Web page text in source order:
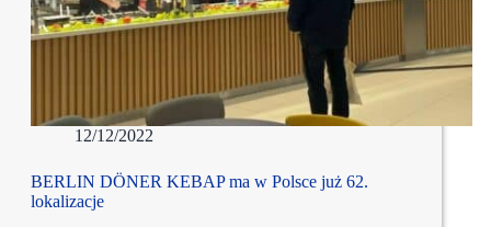
12/12/2022
BERLIN DÖNER KEBAP ma w Polsce już 62.
lokalizacje